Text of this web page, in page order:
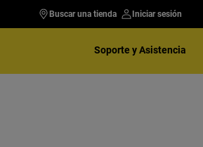
Buscar una tienda Iniciar sesión
Soporte y Asistencia